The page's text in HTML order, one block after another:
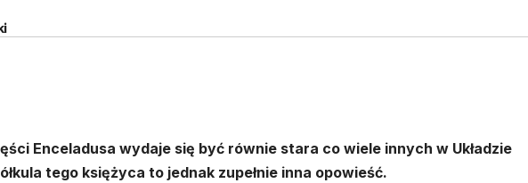
Enceladusa wydaje się być równie stara co wiele innych w Układzie
tego księżyca to jednak zupełnie inna opowieść.